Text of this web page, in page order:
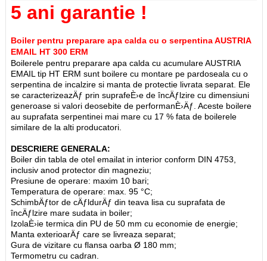
5 ani garantie !
Boiler pentru preparare apa calda cu o serpentina AUSTRIA
EMAIL HT 300 ERM
Boilerele pentru preparare apa calda cu acumulare AUSTRIA
EMAIL tip HT ERM sunt boilere cu montare pe pardoseala cu o
serpentina de incalzire si manta de protectie livrata separat. Ele
se caracterizeazÄƒ prin suprafeÈ›e de încÄƒlzire cu dimensiuni
generoase si valori deosebite de performanÈ›Äƒ. Aceste boilere
au suprafata serpentinei mai mare cu 17 % fata de boilerele
similare de la alti producatori.
DESCRIERE GENERALA:
Boiler din tabla de otel emailat in interior conform DIN 4753,
inclusiv anod protector din magneziu;
Presiune de operare: maxim 10 bari;
Temperatura de operare: max. 95 °C;
SchimbÄƒtor de cÄƒldurÄƒ din teava lisa cu suprafata de
încÄƒlzire mare sudata in boiler;
IzolaÈ›ie termica din PU de 50 mm cu economie de energie;
Manta exterioarÄƒ care se livreaza separat;
Gura de vizitare cu flansa oarba Ø 180 mm;
Termometru cu cadran.